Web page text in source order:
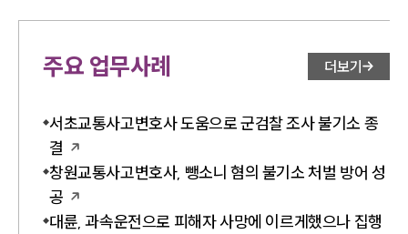
주요 업무사례 더보기
서초교통사고변호사 도움으로 군검찰 조사 불기소 종
결
창원교통사고변호사, 뺑소니 혐의 불기소 처벌 방어 성
공
대륜, 과속운전으로 피해자 사망에 이르게했으나 집행